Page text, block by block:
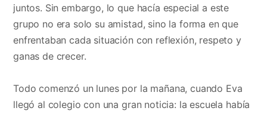
juntos. Sin embargo, lo que hacía especial a este
grupo no era solo su amistad, sino la forma en que
enfrentaban cada situación con reflexión, respeto y
ganas de crecer.
Todo comenzó un lunes por la mañana, cuando Eva
llegó al colegio con una gran noticia: la escuela había